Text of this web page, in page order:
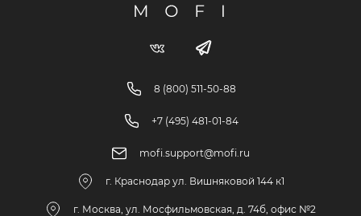
8 (800) 511-50-88
+7 (495) 481-01-84
mofi.support@mofi.ru
г. Краснодар ул. Вишняковой 144 к1
г. Москва, ул. Мосфильмовская, д. 74б, офис №2